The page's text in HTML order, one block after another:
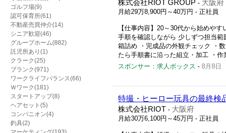
ゴルフ場(9)
認可保育所(61)
不動産売買仲介(14)
シニア歓迎(46)
グループホーム(882)
託児所あり(1)
クラーク(25)
ブランク(971)
ワークライフバランス(66)
Ｗワーク(181)
スタートアップ(8)
ヘアセット(5)
コンパニオン(4)
釣具(2)
株式会社RIOT GROUP - 大阪府
月給29万8,900円～40万円 - 正社員
【仕事内容】20～30代から始めや
手順を確認しながら 少しずつ担当
箱詰め ・完成品の外観チェック ・
たら手順書に沿った組立・加工 ・
スポンサー：求人ボックス - 8月8日
特撮・ヒーロー玩具の最終検
株式会社RIOT - 大阪府
月給30万6,100円～45万円 - 正社員